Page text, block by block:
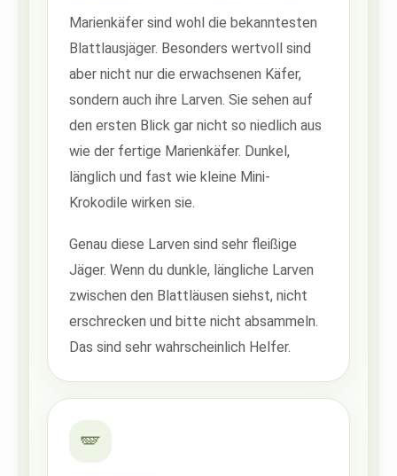
Marienkäfer sind wohl die bekanntesten
Blattlausjäger. Besonders wertvoll sind
aber nicht nur die erwachsenen Käfer,
sondern auch ihre Larven. Sie sehen auf
den ersten Blick gar nicht so niedlich aus
wie der fertige Marienkäfer. Dunkel,
länglich und fast wie kleine Mini-
Krokodile wirken sie.
Genau diese Larven sind sehr fleißige
Jäger. Wenn du dunkle, längliche Larven
zwischen den Blattläusen siehst, nicht
erschrecken und bitte nicht absammeln.
Das sind sehr wahrscheinlich Helfer.
🪽